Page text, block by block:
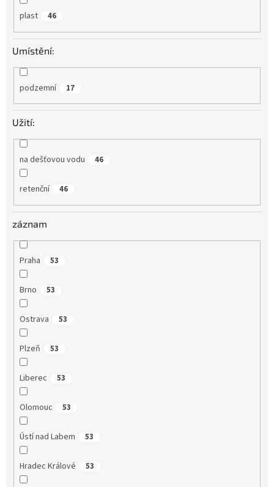
plast 46
Umístění:
podzemní 17
Užití:
na dešťovou vodu 46
retenční 46
záznam
Praha 53
Brno 53
Ostrava 53
Plzeň 53
Liberec 53
Olomouc 53
Ústí nad Labem 53
Hradec Králové 53